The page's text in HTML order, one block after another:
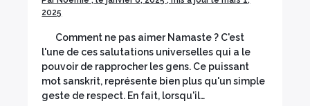
2025
Comment ne pas aimer Namaste ? C'est
l'une de ces salutations universelles qui a le
pouvoir de rapprocher les gens. Ce puissant
mot sanskrit, représente bien plus qu'un simple
geste de respect. En fait, lorsqu'il…